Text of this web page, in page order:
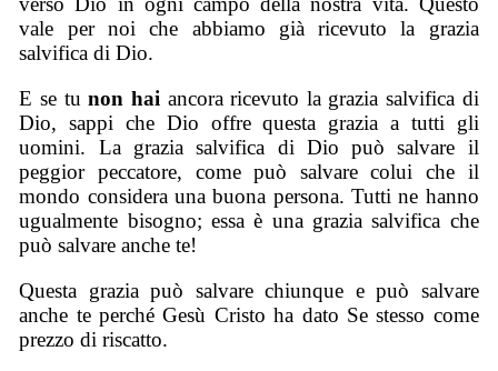
vale per noi che abbiamo già ricevuto la grazia
salvifica di Dio.
E se tunon hai ancora ricevuto la grazia salvifica di
Dio, sappi che Dio offre questa grazia a tutti gli
uomini. La grazia salvifica di Dio può salvare il
peggior peccatore, come può salvare colui che il
mondo considera una buona persona. Tutti ne hanno
ugualmente bisogno; essa è una grazia salvifica che
può salvare anche te!
Questa grazia può salvare chiunque e può salvare
anche te perché Gesù Cristo ha dato Se stesso come
prezzo di riscatto.